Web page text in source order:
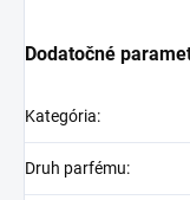
Dodatočné
Kategória:
Druh parfému: